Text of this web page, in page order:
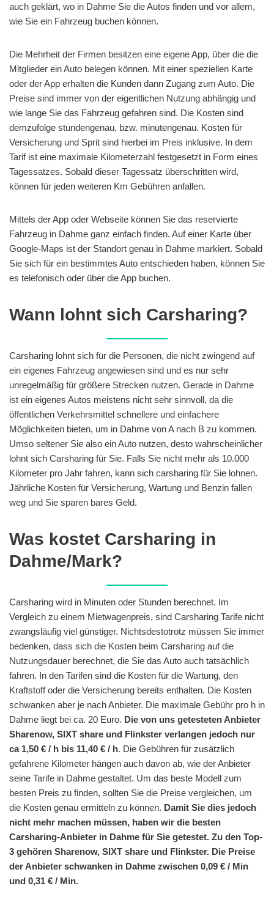
auch geklärt, wo in Dahme Sie die Autos finden und vor allem,
wie Sie ein Fahrzeug buchen können.
Die Mehrheit der Firmen besitzen eine eigene App, über die die
Mitglieder ein Auto belegen können. Mit einer speziellen Karte
oder der App erhalten die Kunden dann Zugang zum Auto. Die
Preise sind immer von der eigentlichen Nutzung abhängig und
wie lange Sie das Fahrzeug gefahren sind. Die Kosten sind
demzufolge stundengenau, bzw. minutengenau. Kosten für
Versicherung und Sprit sind hierbei im Preis inklusive. In dem
Tarif ist eine maximale Kilometerzahl festgesetzt in Form eines
Tagessatzes. Sobald dieser Tagessatz überschritten wird,
können für jeden weiteren Km Gebühren anfallen.
Mittels der App oder Webseite können Sie das reservierte
Fahrzeug in Dahme ganz einfach finden. Auf einer Karte über
Google-Maps ist der Standort genau in Dahme markiert. Sobald
Sie sich für ein bestimmtes Auto entschieden haben, können Sie
es telefonisch oder über die App buchen.
Wann lohnt sich Carsharing?
Carsharing lohnt sich für die Personen, die nicht zwingend auf
ein eigenes Fahrzeug angewiesen sind und es nur sehr
unregelmäßig für größere Strecken nutzen. Gerade in Dahme
ist ein eigenes Autos meistens nicht sehr sinnvoll, da die
öffentlichen Verkehrsmittel schnellere und einfachere
Möglichkeiten bieten, um in Dahme von A nach B zu kommen.
Umso seltener Sie also ein Auto nutzen, desto wahrscheinlicher
lohnt sich Carsharing für Sie. Falls Sie nicht mehr als 10.000
Kilometer pro Jahr fahren, kann sich carsharing für Sie lohnen.
Jährliche Kosten für Versicherung, Wartung und Benzin fallen
weg und Sie sparen bares Geld.
Was kostet Carsharing in
Dahme/Mark?
Carsharing wird in Minuten oder Stunden berechnet. Im
Vergleich zu einem Mietwagenpreis, sind Carsharing Tarife nicht
zwangsläufig viel günstiger. Nichtsdestotrotz müssen Sie immer
bedenken, dass sich die Kosten beim Carsharing auf die
Nutzungsdauer berechnet, die Sie das Auto auch tatsächlich
fahren. In den Tarifen sind die Kosten für die Wartung, den
Kraftstoff oder die Versicherung bereits enthalten. Die Kosten
schwanken aber je nach Anbieter. Die maximale Gebühr pro h in
Dahme liegt bei ca. 20 Euro. Die von uns getesteten Anbieter
Sharenow, SIXT share und Flinkster verlangen jedoch nur
ca 1,50 € / h bis 11,40 € / h. Die Gebühren für zusätzlich
gefahrene Kilometer hängen auch davon ab, wie der Anbieter
seine Tarife in Dahme gestaltet. Um das beste Modell zum
besten Preis zu finden, sollten Sie die Preise vergleichen, um
die Kosten genau ermitteln zu können. Damit Sie dies jedoch
nicht mehr machen müssen, haben wir die besten
Carsharing-Anbieter in Dahme für Sie getestet. Zu den Top-
3 gehören Sharenow, SIXT share und Flinkster. Die Preise
der Anbieter schwanken in Dahme zwischen 0,09 € / Min
und 0,31 € / Min.